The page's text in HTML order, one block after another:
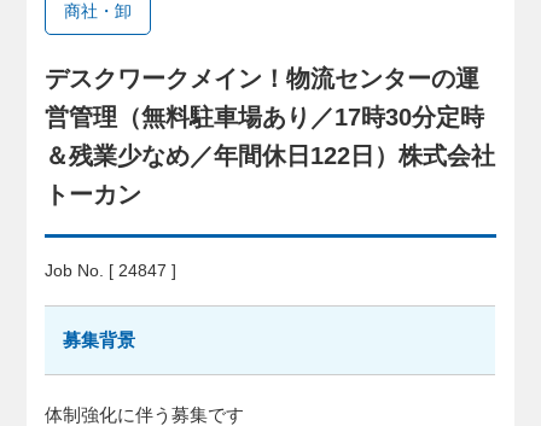
商社・卸
デスクワークメイン！物流センターの運
営管理（無料駐車場あり／17時30分定時
＆残業少なめ／年間休日122日）株式会社
トーカン
Job No. [ 24847 ]
募集背景
体制強化に伴う募集です